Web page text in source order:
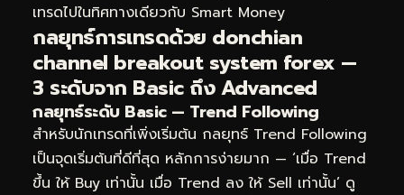
เทรดไปในทิศทางเดียวกับ Smart Money
กลยุทธ์การเทรดด้วย donchian
channel breakout system forex —
3 ระดับจาก Basic ถึง Advanced
กลยุทธ์ระดับ Basic — Trend Following
สำหรับนักเทรดที่เพิ่งเริ่มต้น กลยุทธ์ Trend Following
เป็นจุดเริ่มต้นที่ดีที่สุด หลักการง่ายมาก — ‘เมื่อ Trend
ขึ้น ให้ Buy เท่านั้น เมื่อ Trend ลง ให้ Sell เท่านั้น’ ดู